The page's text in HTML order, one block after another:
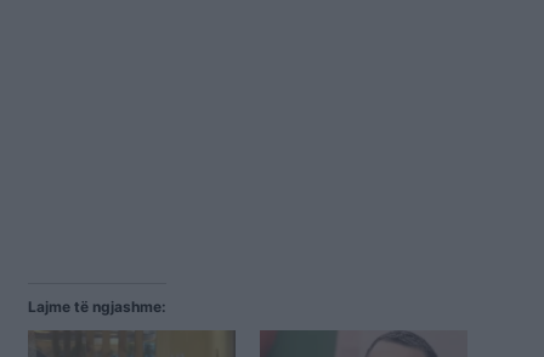
Lajme të ngjashme: